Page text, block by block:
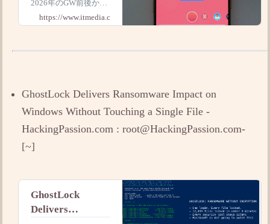
欺」に要注意、
象外で取り戻せ
2026年のGW前後から
PayPayの送金機能を悪
用した「送金詐欺」の
SMSなどのリンクから
る送金は補償対象外と
https://www.itmedia.co.jp
GhostLock Delivers Ransomware Impact on
Windows Without Touching a Single File -
HackingPassion.com : root@HackingPassion.com-
[~]
GhostLock
Delivers